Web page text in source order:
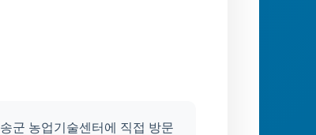
군 농업기술센터에 직접 방문